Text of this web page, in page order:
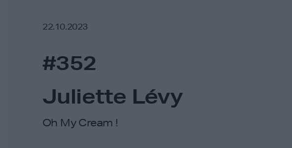
22.10.2023
#352
Juliette Lévy
Oh My Cream !